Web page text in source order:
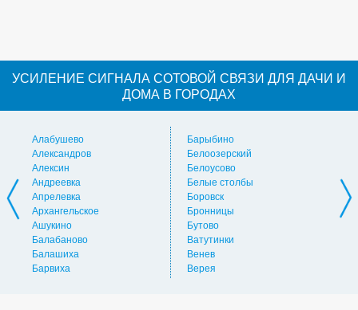
УСИЛЕНИЕ СИГНАЛА СОТОВОЙ СВЯЗИ ДЛЯ ДАЧИ И
ДОМА В ГОРОДАХ
Алабушево
Александров
Алексин
Андреевка
Апрелевка
Архангельское
Ашукино
Балабаново
Балашиха
Барвиха
Барыбино
Белоозерский
Белоусово
Белые столбы
Боровск
Бронницы
Бутово
Ватутинки
Венев
Верея